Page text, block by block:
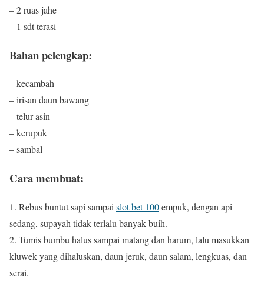
– 2 ruas jahe
– 1 sdt terasi
Bahan pelengkap:
– kecambah
– irisan daun bawang
– telur asin
– kerupuk
– sambal
Cara membuat:
1. Rebus buntut sapi sampai slot bet 100empuk, dengan api
sedang, supayah tidak terlalu banyak buih.
2. Tumis bumbu halus sampai matang dan harum, lalu masukkan
kluwek yang dihaluskan, daun jeruk, daun salam, lengkuas, dan
serai.